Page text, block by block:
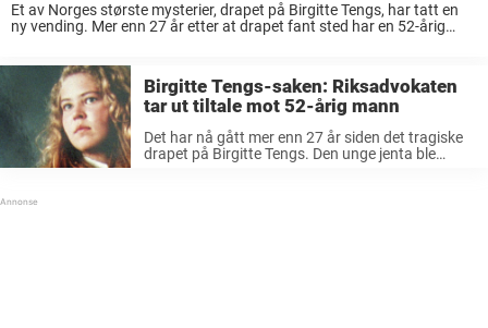
Et av Norges største mysterier, drapet på Birgitte Tengs, har tatt en
ny vending. Mer enn 27 år etter at drapet fant sted har en 52-årig
Birgitte Tengs-saken: Riksadvokaten
tar ut tiltale mot 52-årig mann
Det har nå gått mer enn 27 år siden det tragiske
drapet på Birgitte Tengs. Den unge jenta ble